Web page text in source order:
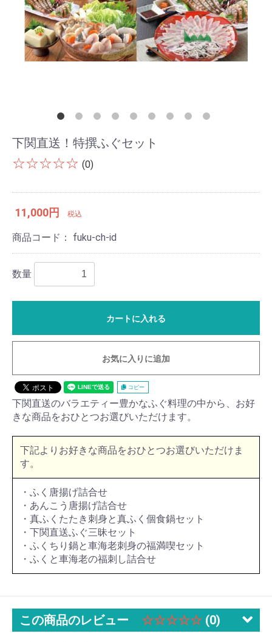
下関直送！特撰ふぐセット
☆☆☆☆☆ (0)
11,000円 税込
商品コード： fuku-ch-id
数量
カートに入れる
お気に入りに追加
コピー
下関直送のバラエティー豊かなふぐ料理の中から、お好
きな商品をおひとつお選びいただけます。
下記よりお好きな商品をおひとつお選びいただけま
す。
・ふく唐揚げ詰合せ
・あんこう唐揚げ詰合せ
・真ふくたたき刺身と真ふく個食鍋セット
・下関直送ふぐ三昧セット
・ふくちり鍋と車海老刺身の福満喫セット
・ふくと車海老の福刺し詰合せ
この商品のレビュー ☆☆☆☆☆ (0)